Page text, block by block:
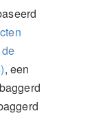
, een